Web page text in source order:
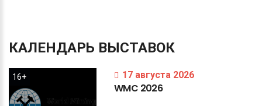
КАЛЕНДАРЬ ВЫСТАВОК
16+ 17 августа 2026
WMC 2026